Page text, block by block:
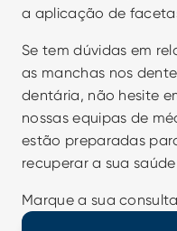
a aplicação de
Se tem dúvidas em
as manchas nos
dentária, não hesite
nossas equipas de
estão preparadas
recuperar a sua
Marque a sua